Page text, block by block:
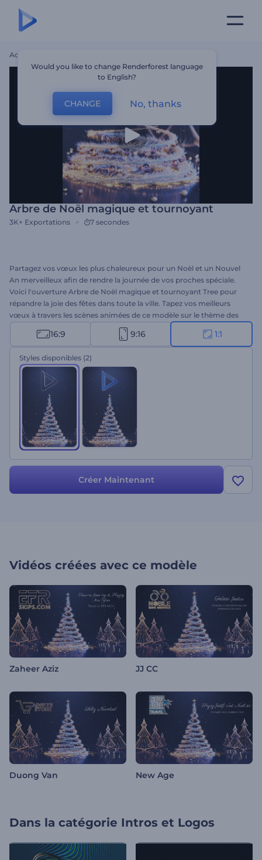
Accueil
Arbre de Noël magique et tournoyant
3K+ Exportations 7 secondes
Partagez vos vœux les plus chaleureux pour un Noël et un Nouvel
An merveilleux afin de rendre la journée de vos proches spéciale.
Voici l'ouverture Arbre de Noël magique et tournoyant Tree pour
répandre la joie des fêtes dans toute la ville. Tapez vos meilleurs
vœux à travers les scènes animées de ce modèle sur le thème des
fêtes pour que vos amis et votre famille croient à la magie de Noël.
Téléchargez vos fichiers multimédia, tapez vos messages et
obtenez une vidéo de vœux animée par des professionnels en
quelques clics. Ce modèle convient parfaitement aux publicités
télévisées, aux invitations à un dîner de Noël, aux vœux vidéo et à
bien d'autres choses encore. Essayez-le dès maintenant !
16:9 9:16 1:1
Styles disponibles (2)
Créer Maintenant
Vidéos créées avec ce modèle
Zaheer Aziz JJ CC
Duong Van New Age
Dans la catégorie Intros et Logos
Would you like to change Renderforest language
to English?
CHANGE No, thanks